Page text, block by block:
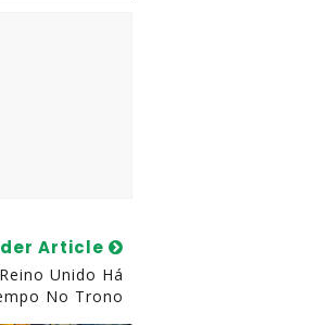
Article
Unido Há
No Trono